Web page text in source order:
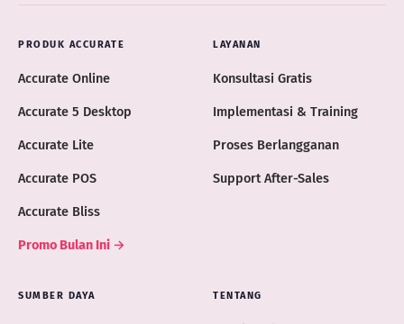
PRODUK ACCURATE
Accurate Online
Accurate 5 Desktop
Accurate Lite
Accurate POS
Accurate Bliss
Promo Bulan Ini →
LAYANAN
Konsultasi Gratis
Implementasi & Training
Proses Berlangganan
Support After-Sales
SUMBER DAYA TENTANG